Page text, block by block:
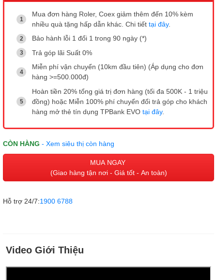
Mua đơn hàng Roler, Coex giảm thêm đến 10% kèm
nhiều quà tặng hấp dẫn khác. Chi tiết tại đây.
Bảo hành lỗi 1 đổi 1 trong 90 ngày (*)
Trả góp lãi Suất 0%
Miễn phí vận chuyển (10km đầu tiên) (Áp dụng cho đơn
hàng >=500.000đ)
Hoàn tiền 20% tổng giá trị đơn hàng (tối đa 500K - 1 triệu
đồng) hoặc Miễn 100% phí chuyển đổi trả góp cho khách
hàng mở thẻ tín dụng TPBank EVO tại đây.
CÒN HÀNG - Xem siêu thị còn hàng
MUA NGAY
(Giao hàng tận nơi - Giá tốt - An toàn)
Hỗ trợ 24/7:1900 6788
Video Giới Thiệu